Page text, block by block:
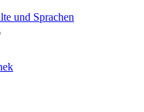
und Sprachen